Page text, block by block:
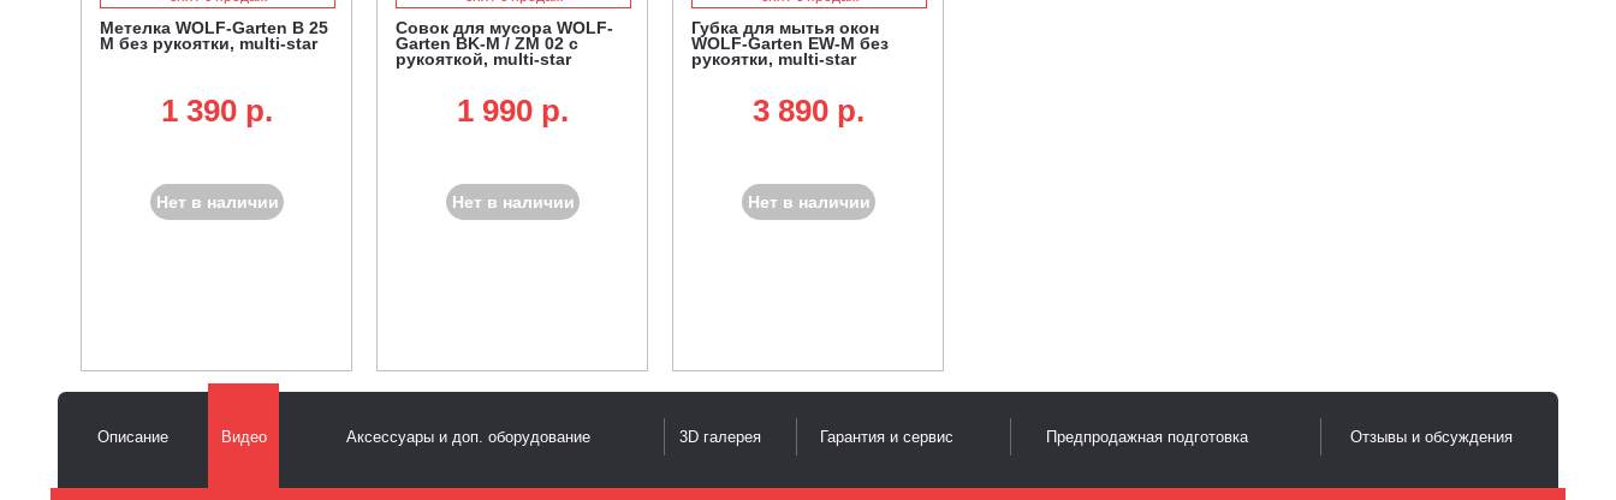
Метелка WOLF-Garten B 25
M без рукоятки, multi-star
1 390 p.
Нет в наличии
Совок для мусора WOLF-
Garten BK-M / ZM 02 с
рукояткой, multi-star
1 990 p.
Нет в наличии
Губка для мытья окон
WOLF-Garten EW-M без
рукоятки, multi-star
3 890 p.
Нет в наличии
Описание Видео Аксессуары и доп. оборудование 3D галерея Гарантия и сервис Предпродажная подготовка Отзывы и обсуждения